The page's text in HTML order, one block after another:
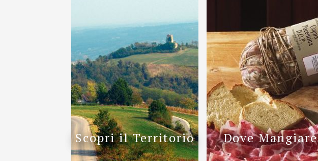
Scopri il Territorio Dove Mangiare